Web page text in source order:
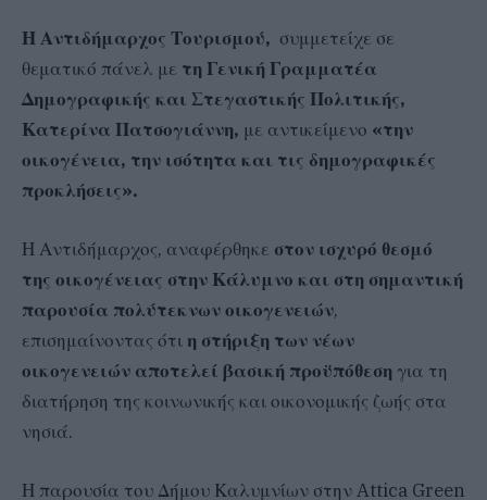
Η Αντιδήμαρχος Τουρισμού, συμμετείχε σε
θεματικό πάνελ με τη Γενική Γραμματέα
Δημογραφικής και Στεγαστικής Πολιτικής,
Κατερίνα Πατσογιάννη, με αντικείμενο «την
οικογένεια, την ισότητα και τις δημογραφικές
προκλήσεις».
Η Αντιδήμαρχος, αναφέρθηκε στον ισχυρό θεσμό
της οικογένειας στην Κάλυμνο και στη σημαντική
παρουσία πολύτεκνων οικογενειών,
επισημαίνοντας ότι η στήριξη των νέων
οικογενειών αποτελεί βασική προϋπόθεση για τη
διατήρηση της κοινωνικής και οικονομικής ζωής στα
νησιά.
Η παρουσία του Δήμου Καλυμνίων στην Attica Green